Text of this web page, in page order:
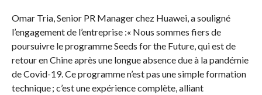
Omar Tria, Senior PR Manager chez Huawei, a souligné
l’engagement de l’entreprise :« Nous sommes fiers de
poursuivre le programme Seeds for the Future, qui est de
retour en Chine après une longue absence due à la pandémie
de Covid-19. Ce programme n’est pas une simple formation
technique ; c’est une expérience complète, alliant